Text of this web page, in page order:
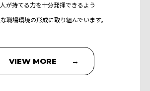
が持てる力を十分発揮できるよう
職場環境の形成に取り組んでいます。
VIEW MORE →